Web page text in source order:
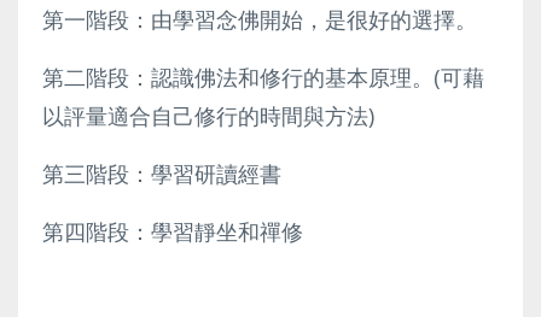
第一階段：由學習念佛開始，是很好的選擇。
第二階段：認識佛法和修行的基本原理。(可藉
以評量適合自己修行的時間與方法)
第三階段：學習研讀經書
第四階段：學習靜坐和禪修